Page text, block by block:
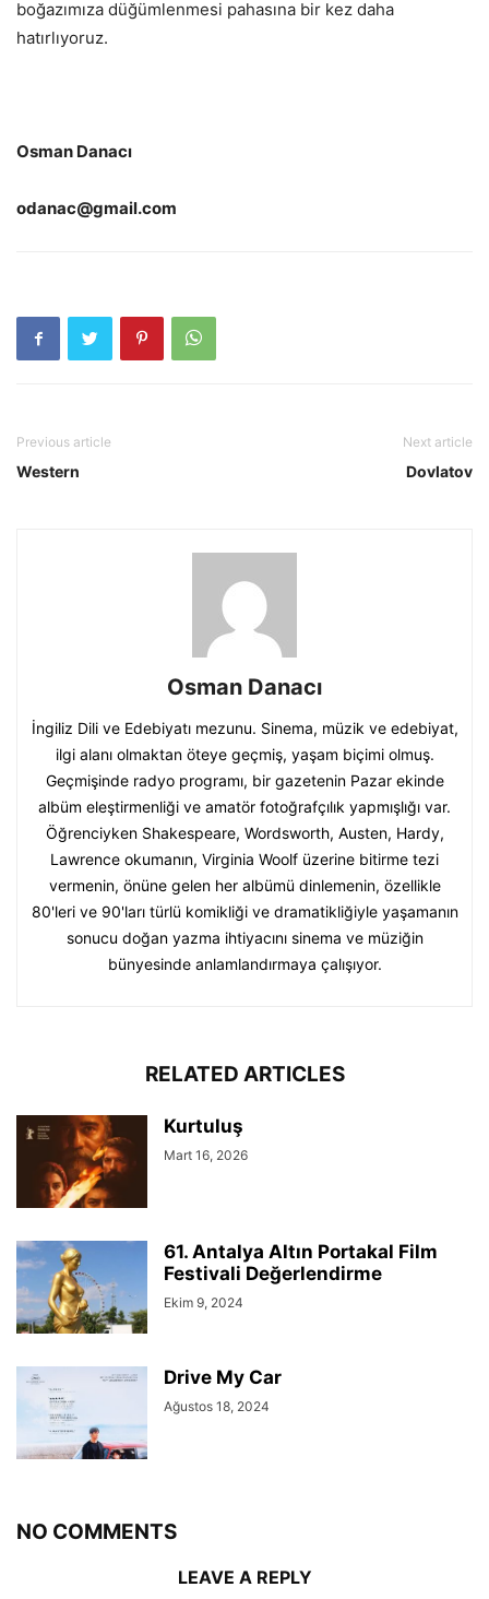
boğazımıza düğümlenmesi pahasına bir kez daha
hatırlıyoruz.
Osman Danacı
odanac@gmail.com
Previous article
Western
Next article
Dovlatov
Osman Danacı
İngiliz Dili ve Edebiyatı mezunu. Sinema, müzik ve edebiyat,
ilgi alanı olmaktan öteye geçmiş, yaşam biçimi olmuş.
Geçmişinde radyo programı, bir gazetenin Pazar ekinde
albüm eleştirmenliği ve amatör fotoğrafçılık yapmışlığı var.
Öğrenciyken Shakespeare, Wordsworth, Austen, Hardy,
Lawrence okumanın, Virginia Woolf üzerine bitirme tezi
vermenin, önüne gelen her albümü dinlemenin, özellikle
80'leri ve 90'ları türlü komikliği ve dramatikliğiyle yaşamanın
sonucu doğan yazma ihtiyacını sinema ve müziğin
bünyesinde anlamlandırmaya çalışıyor.
RELATED ARTICLES
Kurtuluş
Mart 16, 2026
61. Antalya Altın Portakal Film
Festivali Değerlendirme
Ekim 9, 2024
Drive My Car
Ağustos 18, 2024
NO COMMENTS
LEAVE A REPLY